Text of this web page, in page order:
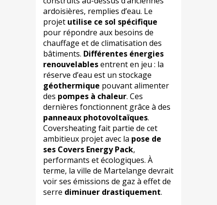
ardoisières, remplies d’eau. Le
projet utilise ce sol spécifique
pour répondre aux besoins de
chauffage et de climatisation des
bâtiments. Différentes énergies
renouvelablesentrent en jeu : la
réserve d’eau est un stockage
géothermique pouvant alimenter
des pompes à chaleur. Ces
dernières fonctionnent grâce à des
panneaux photovoltaïques.
Coversheating fait partie de cet
ambitieux projet avec la pose de
ses Covers Energy Pack,
performants et écologiques. À
terme, la ville de Martelange devrait
voir ses émissions de gaz à effet de
serre diminuer drastiquement.